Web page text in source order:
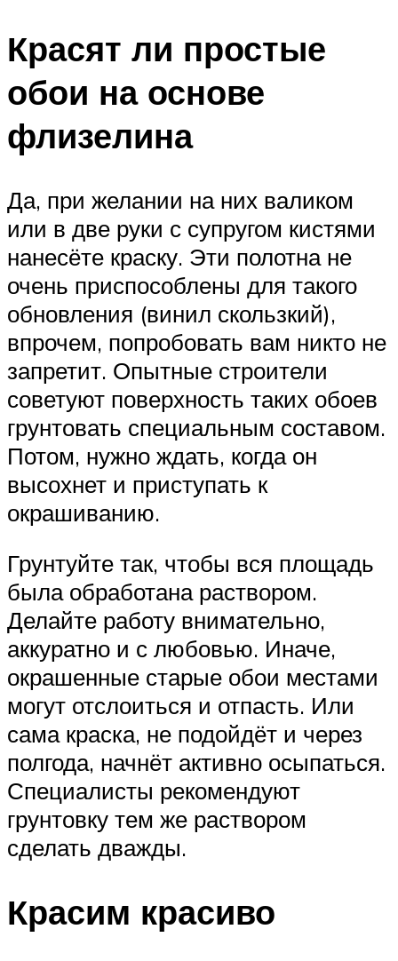
Красят ли простые
обои на основе
флизелина
Да, при желании на них валиком
или в две руки с супругом кистями
нанесёте краску. Эти полотна не
очень приспособлены для такого
обновления (винил скользкий),
впрочем, попробовать вам никто не
запретит. Опытные строители
советуют поверхность таких обоев
грунтовать специальным составом.
Потом, нужно ждать, когда он
высохнет и приступать к
окрашиванию.
Грунтуйте так, чтобы вся площадь
была обработана раствором.
Делайте работу внимательно,
аккуратно и с любовью. Иначе,
окрашенные старые обои местами
могут отслоиться и отпасть. Или
сама краска, не подойдёт и через
полгода, начнёт активно осыпаться.
Специалисты рекомендуют
грунтовку тем же раствором
сделать дважды.
Красим красиво